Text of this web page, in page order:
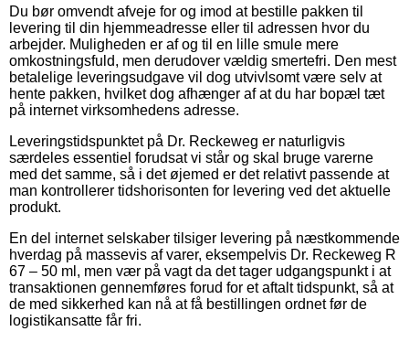
Du bør omvendt afveje for og imod at bestille pakken til
levering til din hjemmeadresse eller til adressen hvor du
arbejder. Muligheden er af og til en lille smule mere
omkostningsfuld, men derudover vældig smertefri. Den mest
betalelige leveringsudgave vil dog utvivlsomt være selv at
hente pakken, hvilket dog afhænger af at du har bopæl tæt
på internet virksomhedens adresse.
Leveringstidspunktet på Dr. Reckeweg er naturligvis
særdeles essentiel forudsat vi står og skal bruge varerne
med det samme, så i det øjemed er det relativt passende at
man kontrollerer tidshorisonten for levering ved det aktuelle
produkt.
En del internet selskaber tilsiger levering på næstkommende
hverdag på massevis af varer, eksempelvis Dr. Reckeweg R
67 – 50 ml, men vær på vagt da det tager udgangspunkt i at
transaktionen gennemføres forud for et aftalt tidspunkt, så at
de med sikkerhed kan nå at få bestillingen ordnet før de
logistikansatte får fri.